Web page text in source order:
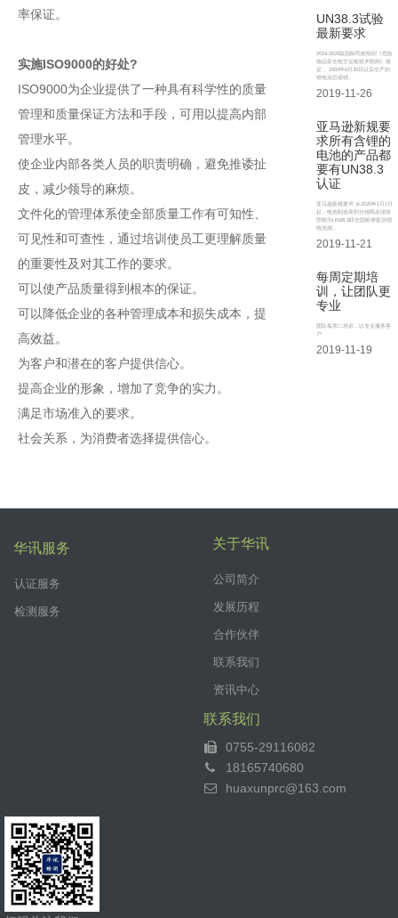
率保证。
实施ISO9000的好处?
ISO9000为企业提供了一种具有科学性的质量
管理和质量保证方法和手段，可用以提高内部
管理水平。
使企业内部各类人员的职责明确，避免推诿扯
皮，减少领导的麻烦。
文件化的管理体系使全部质量工作有可知性、
可见性和可查性，通过培训使员工更理解质量
的重要性及对其工作的要求。
可以使产品质量得到根本的保证。
可以降低企业的各种管理成本和损失成本，提
高效益。
为客户和潜在的客户提供信心。
提高企业的形象，增加了竞争的实力。
满足市场准入的要求。
社会关系，为消费者选择提供信心。
UN38.3试验
最新要求
2019-2020版国际民航组织《危险
物品安全航空运输技术细则》规
定， 2003年6月30日以后生产的
锂电池芯或锂..
2019-11-26
亚马逊新规要
求所有含锂的
电池的产品都
要有UN38.3
认证
亚马逊新规要求 从2020年1月1日
起，电池制造商和分销商必须按
照称为UN38.3联合国标准提供锂
电池测..
2019-11-21
每周定期培
训，让团队更
专业
团队每周二培训，以专业服务客
户
2019-11-19
华讯服务
认证服务
检测服务
关于华讯
公司简介
发展历程
合作伙伴
联系我们
资讯中心
联系我们
0755-29116082
18165740680
huaxunprc@163.com